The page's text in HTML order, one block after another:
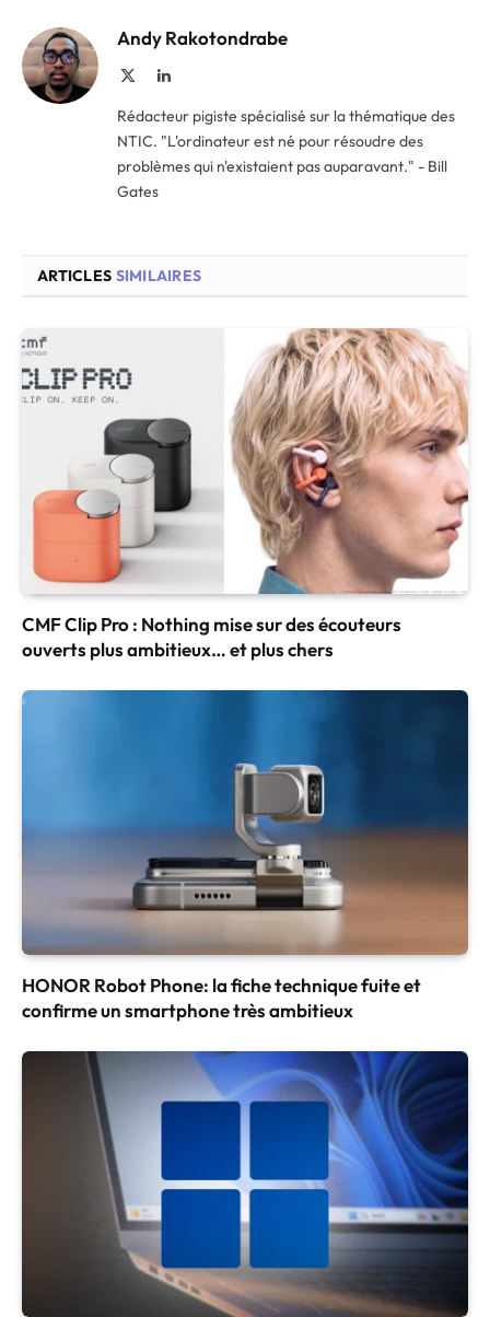
Andy Rakotondrabe
LinkedIn
Rédacteur pigiste spécialisé sur la thématique des
NTIC. "L'ordinateur est né pour résoudre des
problèmes qui n'existaient pas auparavant." - Bill
Gates
ARTICLES SIMILAIRES
CMF Clip Pro : Nothing mise sur des écouteurs
ouverts plus ambitieux… et plus chers
HONOR Robot Phone: la fiche technique fuite et
confirme un smartphone très ambitieux